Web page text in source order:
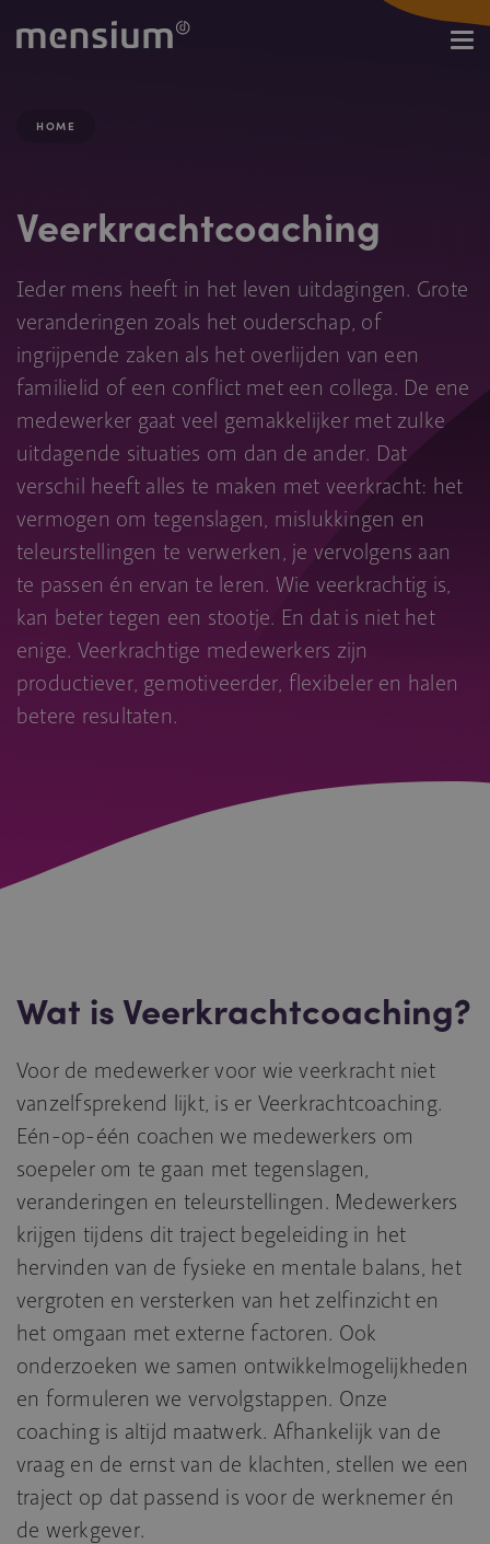
HOME
Veerkrachtcoaching
Ieder mens heeft in het leven uitdagingen. Grote
veranderingen zoals het ouderschap, of
ingrijpende zaken als het overlijden van een
familielid of een conflict met een collega. De ene
medewerker gaat veel gemakkelijker met zulke
uitdagende situaties om dan de ander. Dat
verschil heeft alles te maken met veerkracht: het
vermogen om tegenslagen, mislukkingen en
teleurstellingen te verwerken, je vervolgens aan
te passen én ervan te leren. Wie veerkrachtig is,
kan beter tegen een stootje. En dat is niet het
enige. Veerkrachtige medewerkers zijn
productiever, gemotiveerder, flexibeler en halen
betere resultaten.
Wat is Veerkrachtcoaching?
Voor de medewerker voor wie veerkracht niet
vanzelfsprekend lijkt, is er Veerkrachtcoaching.
Eén-op-één coachen we medewerkers om
soepeler om te gaan met tegenslagen,
veranderingen en teleurstellingen. Medewerkers
krijgen tijdens dit traject begeleiding in het
hervinden van de fysieke en mentale balans, het
vergroten en versterken van het zelfinzicht en
het omgaan met externe factoren. Ook
onderzoeken we samen ontwikkelmogelijkheden
en formuleren we vervolgstappen. Onze
coaching is altijd maatwerk. Afhankelijk van de
vraag en de ernst van de klachten, stellen we een
traject op dat passend is voor de werknemer én
de werkgever.